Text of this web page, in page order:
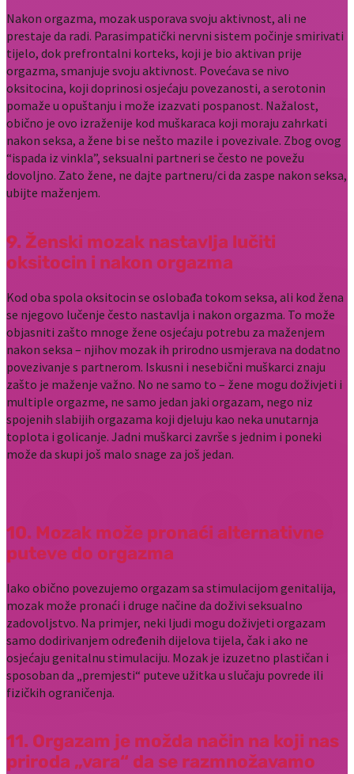
Nakon orgazma, mozak usporava svoju aktivnost, ali ne
prestaje da radi. Parasimpatički nervni sistem počinje smirivati
tijelo, dok prefrontalni korteks, koji je bio aktivan prije
orgazma, smanjuje svoju aktivnost. Povećava se nivo
oksitocina, koji doprinosi osjećaju povezanosti, a serotonin
pomaže u opuštanju i može izazvati pospanost. Nažalost,
obično je ovo izraženije kod muškaraca koji moraju zahrkati
nakon seksa, a žene bi se nešto mazile i povezivale. Zbog ovog
“ispada iz vinkla”, seksualni partneri se često ne povežu
dovoljno. Zato žene, ne dajte partneru/ci da zaspe nakon seksa,
ubijte maženjem.
9. Ženski mozak nastavlja lučiti
oksitocin i nakon orgazma
Kod oba spola oksitocin se oslobađa tokom seksa, ali kod žena
se njegovo lučenje često nastavlja i nakon orgazma. To može
objasniti zašto mnoge žene osjećaju potrebu za maženjem
nakon seksa – njihov mozak ih prirodno usmjerava na dodatno
povezivanje s partnerom. Iskusni i nesebični muškarci znaju
zašto je maženje važno. No ne samo to – žene mogu doživjeti i
multiple orgazme, ne samo jedan jaki orgazam, nego niz
spojenih slabijih orgazama koji djeluju kao neka unutarnja
toplota i golicanje. Jadni muškarci završe s jednim i poneki
može da skupi još malo snage za još jedan.
10. Mozak može pronaći alternativne
puteve do orgazma
Iako obično povezujemo orgazam sa stimulacijom genitalija,
mozak može pronaći i druge načine da doživi seksualno
zadovoljstvo. Na primjer, neki ljudi mogu doživjeti orgazam
samo dodirivanjem određenih dijelova tijela, čak i ako ne
osjećaju genitalnu stimulaciju. Mozak je izuzetno plastičan i
sposoban da „premjesti“ puteve užitka u slučaju povrede ili
fizičkih ograničenja.
11. Orgazam je možda način na koji nas
priroda „vara“ da se razmnožavamo